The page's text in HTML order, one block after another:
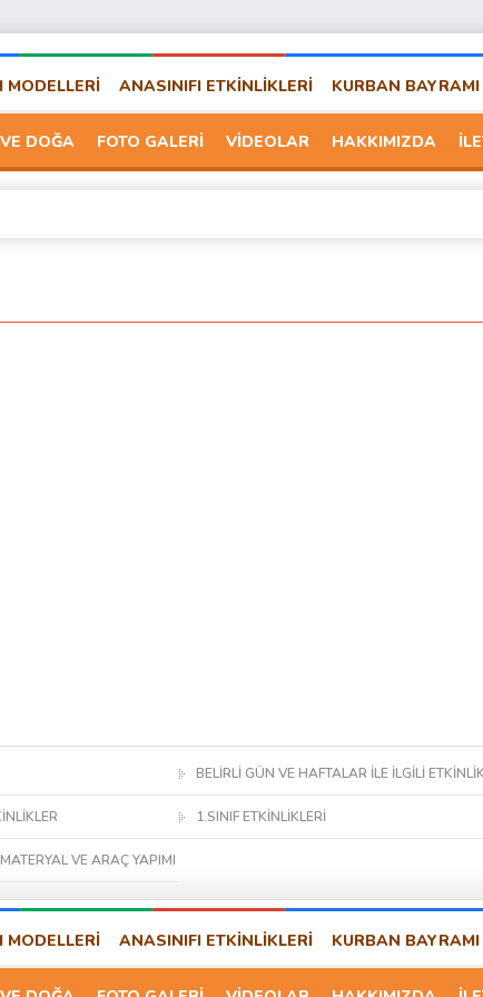
MODELLERİ ANASINIFI ETKİNLİKLERİ KURBAN BAYRAMI
DOĞA FOTO GALERİ VİDEOLAR HAKKIMIZDA
BELİRLİ GÜN VE HAFTALAR İLE İLGİLİ
1.SINIF ETKİNLİKLERİ
VE ARAÇ YAPIMI
MODELLERİ ANASINIFI ETKİNLİKLERİ KURBAN BAYRAMI